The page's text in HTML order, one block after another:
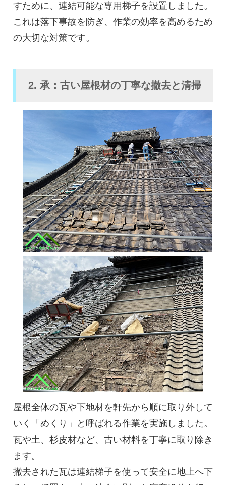
すために、連結可能な専用梯子を設置しました。
これは落下事故を防ぎ、作業の効率を高めるため
の大切な対策です。
2. 承：古い屋根材の丁寧な撤去と清掃
屋根全体の瓦や下地材を軒先から順に取り外して
いく「めくり」と呼ばれる作業を実施しました。
瓦や土、杉皮材など、古い材料を丁寧に取り除き
ます。
撤去された瓦は連結梯子を使って安全に地上へ下